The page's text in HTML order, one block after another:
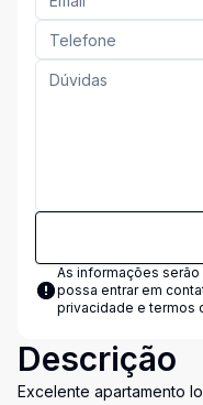
As informações
possa entrar em
privacidade e termos
Descrição
Excelente apartamento